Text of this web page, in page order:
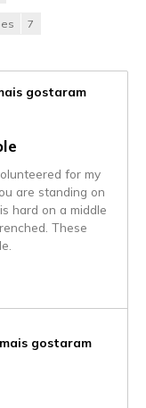
7
gostaram
for my
are standing on
hard on a middle
These
gostaram